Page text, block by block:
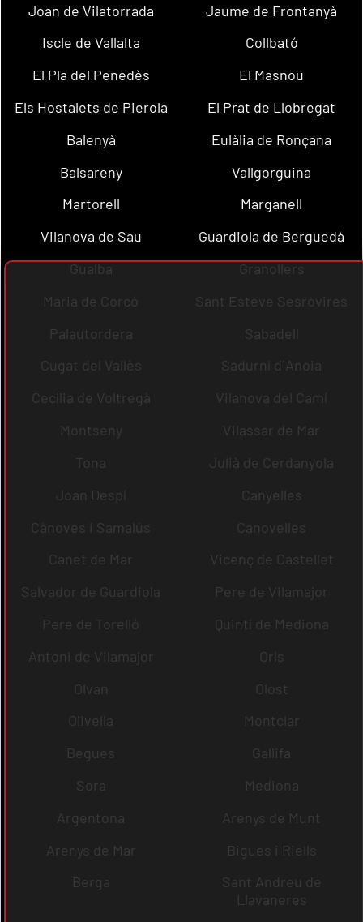
Joan de Vilatorrada
Jaume de Frontanyà
Iscle de Vallalta
Collbató
El Pla del Penedès
El Masnou
Els Hostalets de Pierola
El Prat de Llobregat
Balenyà
Eulàlia de Ronçana
Balsareny
Vallgorguina
Martorell
Marganell
Vilanova de Sau
Guardiola de Berguedà
Gualba
Granollers
Maria de Corcó
Sant Esteve Sesrovires
Palautordera
Sabadell
Cugat del Vallès
Sadurní d´Anoia
Cecília de Voltregà
Vilanova del Camí
Montseny
Vilassar de Mar
Tona
Julià de Cerdanyola
Joan Despí
Canyelles
Cànoves i Samalús
Canovelles
Canet de Mar
Vicenç de Castellet
Salvador de Guardiola
Pere de Vilamajor
Pere de Torelló
Quintí de Mediona
Antoni de Vilamajor
Orís
Olvan
Olost
Olivella
Montclar
Begues
Gallifa
Sora
Mediona
Argentona
Arenys de Munt
Arenys de Mar
Bigues i Riells
Berga
Sant Andreu de
Llavaneres